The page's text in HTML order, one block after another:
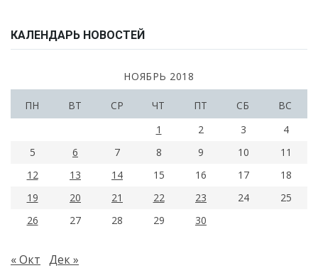
КАЛЕНДАРЬ НОВОСТЕЙ
НОЯБРЬ 2018
ПН ВТ СР ЧТ ПТ СБ
ВС
1
2 3
4
5
6 7 8 9 10
11
12
13 14 15 16 17
18
19
20 21 22 23 24
25
26
27 28 29 30
« Окт Дек »